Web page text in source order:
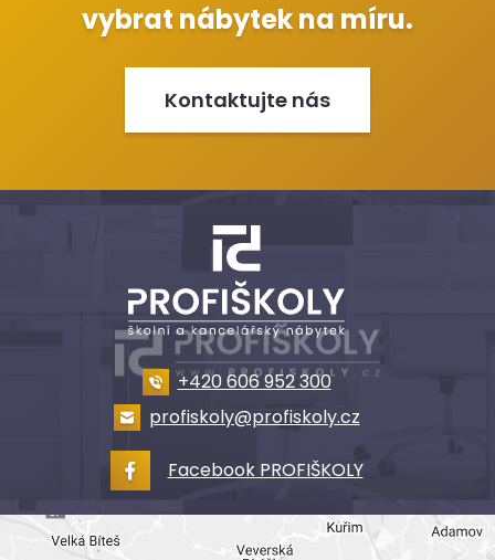
vybrat nábytek na míru.
Kontaktujte nás
+420 606 952 300
profiskoly@profiskoly.cz
Facebook PROFIŠKOLY